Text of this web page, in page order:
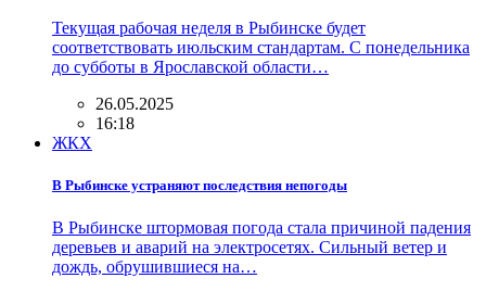
Текущая рабочая неделя в Рыбинске будет
соответствовать июльским стандартам. С понедельника
до субботы в Ярославской области…
26.05.2025
16:18
ЖКХ
В Рыбинске устраняют последствия непогоды
В Рыбинске штормовая погода стала причиной падения
деревьев и аварий на электросетях. Сильный ветер и
дождь, обрушившиеся на…